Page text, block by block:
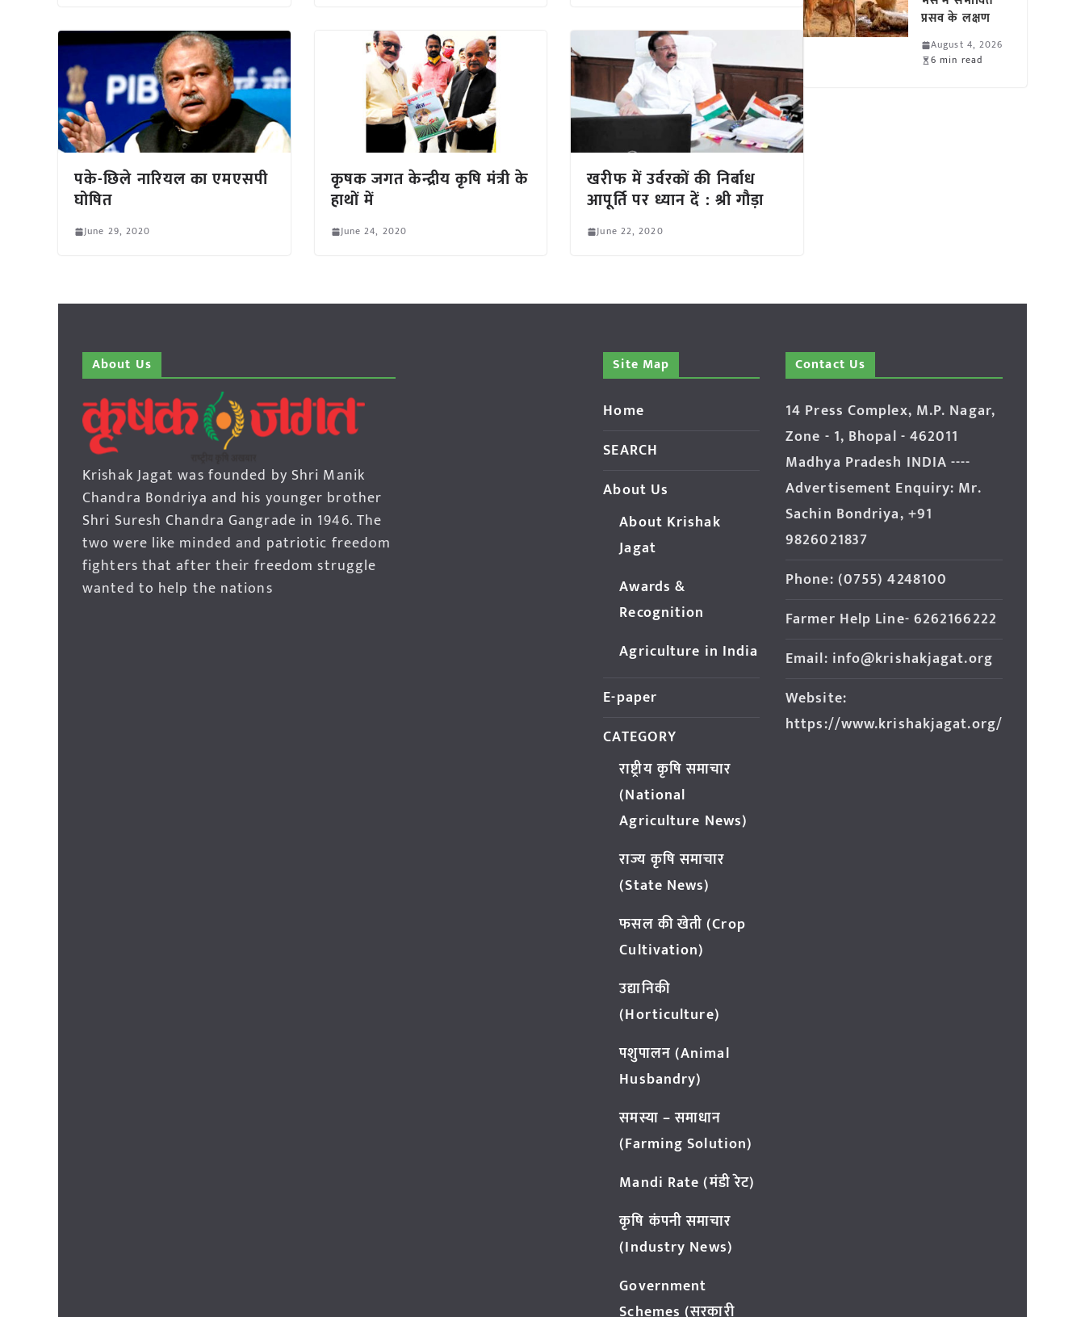
पके-छिले नारियल का एमएसपी
घोषित
June 29, 2020
कृषक जगत केन्द्रीय कृषि मंत्री के
हाथों में
June 24, 2020
खरीफ में उर्वरकों की निर्बाध
आपूर्ति पर ध्यान दें : श्री गौड़ा
June 22, 2020
प्रसव के लक्षण
August 4, 2026
6 min read
About Us
Krishak Jagat was founded by Shri Manik
Chandra Bondriya and his younger brother
Shri Suresh Chandra Gangrade in 1946. The
two were like minded and patriotic freedom
fighters that after their freedom struggle
wanted to help the nations
Site Map
Home
SEARCH
About Us
About Krishak
Jagat
Awards &
Recognition
Agriculture in India
E-paper
CATEGORY
राष्ट्रीय कृषि समाचार
(National
Agriculture News)
राज्य कृषि समाचार
(State News)
फसल की खेती (Crop
Cultivation)
उद्यानिकी
(Horticulture)
पशुपालन (Animal
Husbandry)
समस्या – समाधान
(Farming Solution)
Mandi Rate (मंडी रेट)
कृषि कंपनी समाचार
(Industry News)
Government
Contact Us
14 Press Complex, M.P. Nagar,
Zone - 1, Bhopal - 462011
Madhya Pradesh INDIA ----
Advertisement Enquiry: Mr.
Sachin Bondriya, +91
9826021837
Phone: (0755) 4248100
Farmer Help Line- 6262166222
Email: info@krishakjagat.org
Website:
https://www.krishakjagat.org/